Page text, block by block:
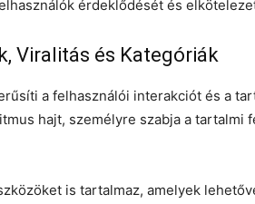
érdeklődését és
Viralitás és Kategóriák
a felhasználói interakciót és a
hajt, személyre szabja a tartalmi
is tartalmaz, amelyek